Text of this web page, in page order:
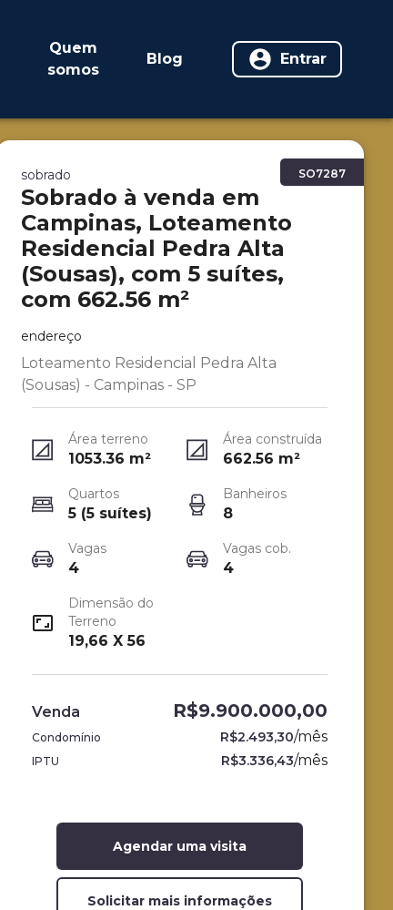
Quem
somos
Blog Entrar
SO7287
sobrado
Sobrado à venda em
Campinas, Loteamento
Residencial Pedra Alta
(Sousas), com 5 suítes,
com 662.56 m²
endereço
Loteamento Residencial Pedra Alta
(Sousas) - Campinas - SP
Área terreno
1053.36 m²
Área construída
662.56 m²
Quartos
5 (5 suítes)
Banheiros
8
Vagas
4
Vagas cob.
4
Dimensão do
Terreno
19,66 X 56
Venda R$9.900.000,00
Condomínio R$2.493,30/mês
IPTU R$3.336,43/mês
Agendar uma visita
Solicitar mais informações